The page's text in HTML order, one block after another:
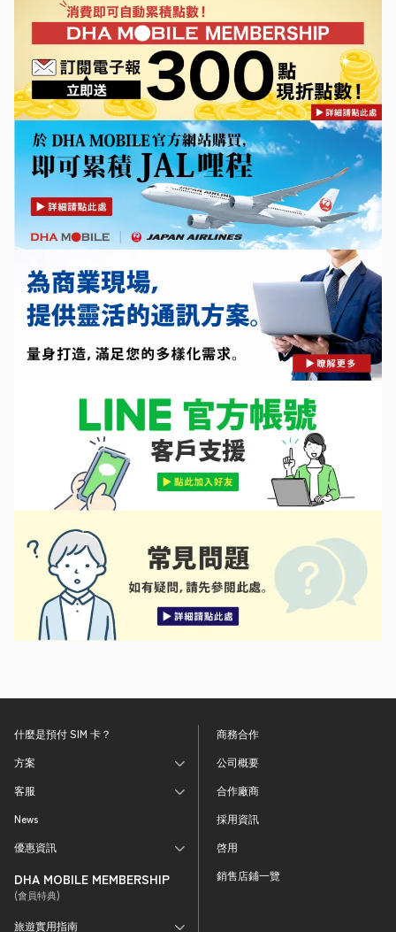
什麼是預付 SIM 卡？
方案
客服
News
優惠資訊
DHA MOBILE MEMBERSHIP
(會員特典)
旅遊實用指南
商務合作
公司概要
合作廠商
採用資訊
啓用
銷售店鋪一覽